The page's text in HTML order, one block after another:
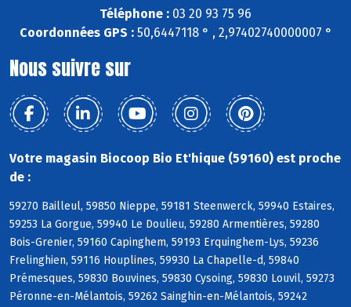
Téléphone : 03 20 93 75 96
Coordonnées GPS :50,6447118 ° , 2,97402740000007 °
Nous suivre sur
Votre magasin Biocoop Bio Et'hique (59160) est proche
de :
59270 Bailleul, 59850 Nieppe, 59181 Steenwerck, 59940 Estaires,
59253 La Gorgue, 59940 Le Doulieu, 59280 Armentières, 59280
Bois-Grenier, 59160 Capinghem, 59193 Erquinghem-Lys, 59236
Frelinghien, 59116 Houplines, 59930 La Chapelle-d, 59840
Prémesques, 59830 Bouvines, 59830 Cysoing, 59830 Louvil, 59273
Péronne-en-Mélantois, 59262 Sainghin-en-Mélantois, 59242